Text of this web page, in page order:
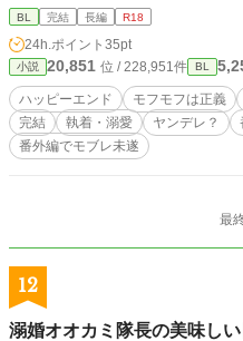
グ確認してください！ ＊この作品はムーンライトノベルズにも投稿していま
す。
BL 完結 長編 R18
24h.ポイント 35pt
小説 20,851 位 / 228,951件 BL
ハッピーエンド モフモフは正義
完結
執着・溺愛 ヤンデレ？
番外編でモブレ未遂
最
12
溺婚オオカミ隊長の美味しい